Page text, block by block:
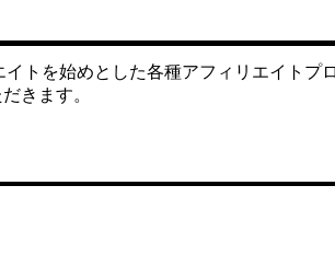
トを始めとした各種アフィリエイト
きます。